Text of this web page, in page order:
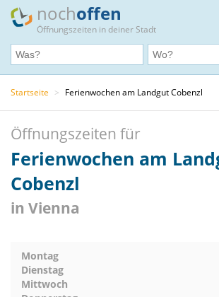
nochoffen
Öffnungszeiten in deiner Stadt
Startseite > Ferienwochen am Landgut Cobenzl
Öffnungszeiten für
Ferienwochen am
Cobenzl
in Vienna
Montag
Dienstag
Mittwoch